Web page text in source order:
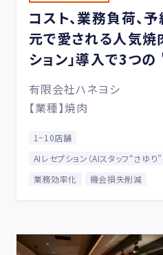
コスト、業務負荷、
元で愛される人気焼
ション」導入で3つ
有限会社ハネヨシ
【業種】焼肉
1~10店舗
AIレセプション（AIスタッフ“さゆり”
業務効率化
機会損失削減